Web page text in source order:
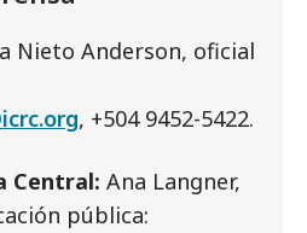
Nieto Anderson, oficial
, +504 9452-5422.
Central: Ana Langner,
pública: